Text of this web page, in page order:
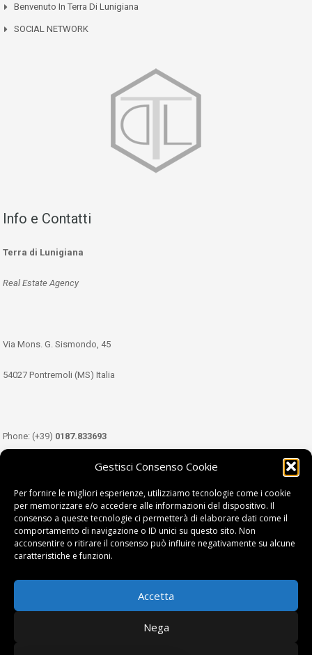
Gestisci Consenso Cookie
Per fornire le migliori esperienze, utilizziamo tecnologie come i cookie
per memorizzare e/o accedere alle informazioni del dispositivo. Il
consenso a queste tecnologie ci permetterà di elaborare dati come il
comportamento di navigazione o ID unici su questo sito. Non
acconsentire o ritirare il consenso può influire negativamente su alcune
caratteristiche e funzioni.
Accetta
Nega
Benvenuto In Terra Di Lunigiana
SOCIAL NETWORK
Info e Contatti
Terra di Lunigiana
Real Estate Agency
Via Mons. G. Sismondo, 45
54027 Pontremoli (MS) Italia
Phone: (+39) 0187.833693
349.3489333
Email:info@tdl.it
Terra di Lunigiana © di Filippi William - P.Iva 01374450458